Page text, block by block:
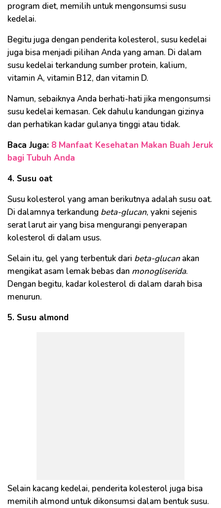
program diet, memilih untuk mengonsumsi susu
kedelai.
Begitu juga dengan penderita kolesterol, susu kedelai
juga bisa menjadi pilihan Anda yang aman. Di dalam
susu kedelai terkandung sumber protein, kalium,
vitamin A, vitamin B12, dan vitamin D.
Namun, sebaiknya Anda berhati-hati jika mengonsumsi
susu kedelai kemasan. Cek dahulu kandungan gizinya
dan perhatikan kadar gulanya tinggi atau tidak.
Baca Juga: 8 Manfaat Kesehatan Makan Buah Jeruk
bagi Tubuh Anda
4. Susu oat
Susu kolesterol yang aman berikutnya adalah susu oat.
Di dalamnya terkandung beta-glucan, yakni sejenis
serat larut air yang bisa mengurangi penyerapan
kolesterol di dalam usus.
Selain itu, gel yang terbentuk dari beta-glucan akan
mengikat asam lemak bebas dan monogliserida.
Dengan begitu, kadar kolesterol di dalam darah bisa
menurun.
5. Susu almond
Selain kacang kedelai, penderita kolesterol juga bisa
memilih almond untuk dikonsumsi dalam bentuk susu.